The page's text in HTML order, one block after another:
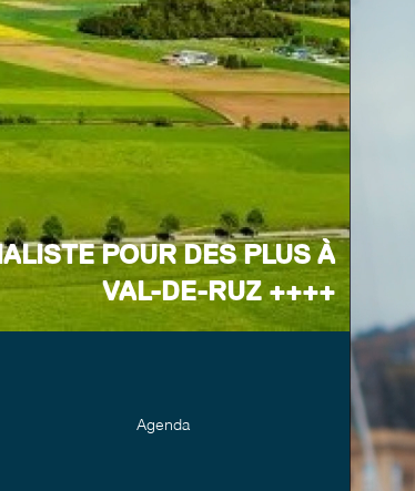
POUR DES PLUS À
VAL-DE-RUZ ++++
propose des PLUS + aux Vaudruziennes et
Agenda